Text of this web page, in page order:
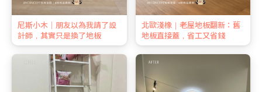
尼斯小木｜朋友以為我請了設
計師，其實只是換了地板
北歐淺橡｜老屋地板翻新：舊
地板直接蓋，省工又省錢